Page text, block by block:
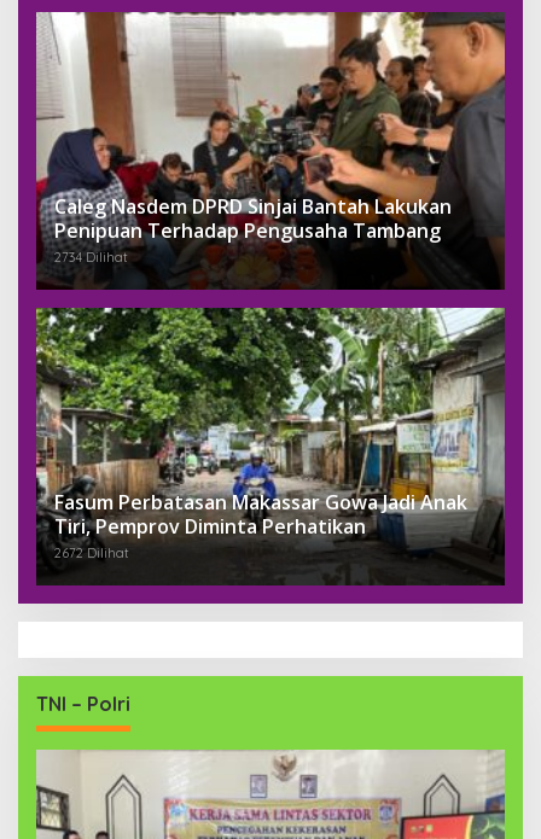
Caleg Nasdem DPRD Sinjai Bantah Lakukan
Penipuan Terhadap Pengusaha Tambang
2734 Dilihat
Fasum Perbatasan Makassar Gowa Jadi Anak
Tiri, Pemprov Diminta Perhatikan
2672 Dilihat
TNI – Polri